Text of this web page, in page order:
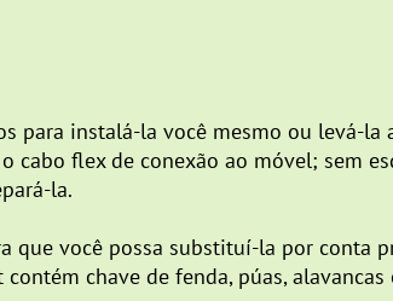
para instalá-la você mesmo ou levá-la
cabo flex de conexão ao móvel; sem
la.
que você possa substituí-la por conta
chave de fenda, púas, alavancas